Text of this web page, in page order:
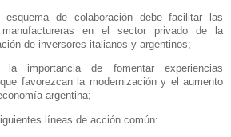
esquema de colaboración debe facilitar las
manufactureras en el sector privado de
la
de inversores italianos y argentinos;
la importancia de fomentar experiencias
favorezcan la modernización y el aumento
argentina;
líneas de acción común: